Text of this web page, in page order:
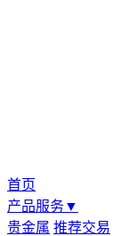
首页
产品服务▼
贵金属 推荐交易